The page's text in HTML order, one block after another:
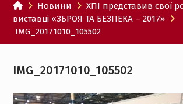
партнерства
Новини
ХПІ представив свої
виставці «ЗБРОЯ ТА БЕЗПЕКА – 2017»
IMG_20171010_105502
IMG_20171010_105502